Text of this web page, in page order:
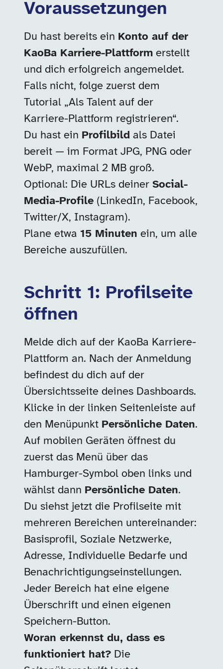
Voraussetzungen
Du hast bereits ein Konto auf der
KaoBa Karriere-Plattform erstellt
und dich erfolgreich angemeldet.
Falls nicht, folge zuerst dem
Tutorial „Als Talent auf der
Karriere-Plattform registrieren“.
Du hast ein Profilbild als Datei
bereit — im Format JPG, PNG oder
WebP, maximal 2 MB groß.
Optional: Die URLs deiner Social-
Media-Profile (LinkedIn, Facebook,
Twitter/X, Instagram).
Plane etwa 15 Minuten ein, um alle
Bereiche auszufüllen.
Schritt 1: Profilseite
öffnen
Melde dich auf der KaoBa Karriere-
Plattform an. Nach der Anmeldung
befindest du dich auf der
Übersichtsseite deines Dashboards.
Klicke in der linken Seitenleiste auf
den Menüpunkt Persönliche Daten.
Auf mobilen Geräten öffnest du
zuerst das Menü über das
Hamburger-Symbol oben links und
wählst dann Persönliche Daten.
Du siehst jetzt die Profilseite mit
mehreren Bereichen untereinander:
Basisprofil, Soziale Netzwerke,
Adresse, Individuelle Bedarfe und
Benachrichtigungseinstellungen.
Jeder Bereich hat eine eigene
Überschrift und einen eigenen
Speichern-Button.
Woran erkennst du, dass es
funktioniert hat? Die